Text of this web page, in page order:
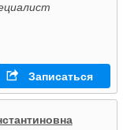
Записаться